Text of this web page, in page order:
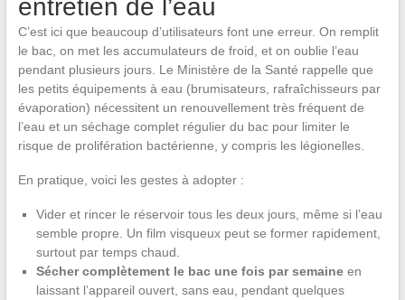
entretien de l’eau
C’est ici que beaucoup d’utilisateurs font une erreur. On remplit
le bac, on met les accumulateurs de froid, et on oublie l’eau
pendant plusieurs jours. Le Ministère de la Santé rappelle que
les petits équipements à eau (brumisateurs, rafraîchisseurs par
évaporation) nécessitent un renouvellement très fréquent de
l’eau et un séchage complet régulier du bac pour limiter le
risque de prolifération bactérienne, y compris les légionelles.
En pratique, voici les gestes à adopter :
Vider et rincer le réservoir tous les deux jours, même si l’eau
semble propre. Un film visqueux peut se former rapidement,
surtout par temps chaud.
Sécher complètement le bac une fois par semaineen
laissant l’appareil ouvert, sans eau, pendant quelques